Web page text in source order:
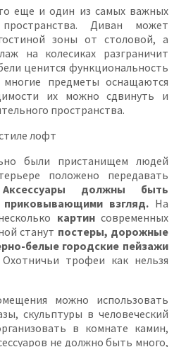
еще и один из самых важных
Диван может
зоны от столовой, а
на колесиках разграничит
ценится функциональность
предметы оснащаются
их можно сдвинуть и
пространства.
лофт
были пристанищем людей
положено передавать
Аксессуары должны быть
взгляд. На
картинсовременных
станут постеры, дорожные
белые городские пейзажи
трофеи как нельзя
можно использовать
скульптуры в человеческий
в комнате камин,
не должно быть много,